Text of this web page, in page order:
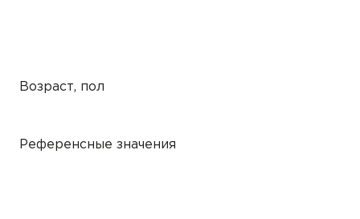
Возраст, пол
Референсные значения